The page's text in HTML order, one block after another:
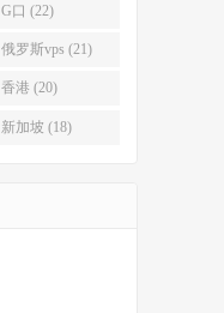
G口 (22)
俄罗斯vps (21)
香港 (20)
新加坡 (18)